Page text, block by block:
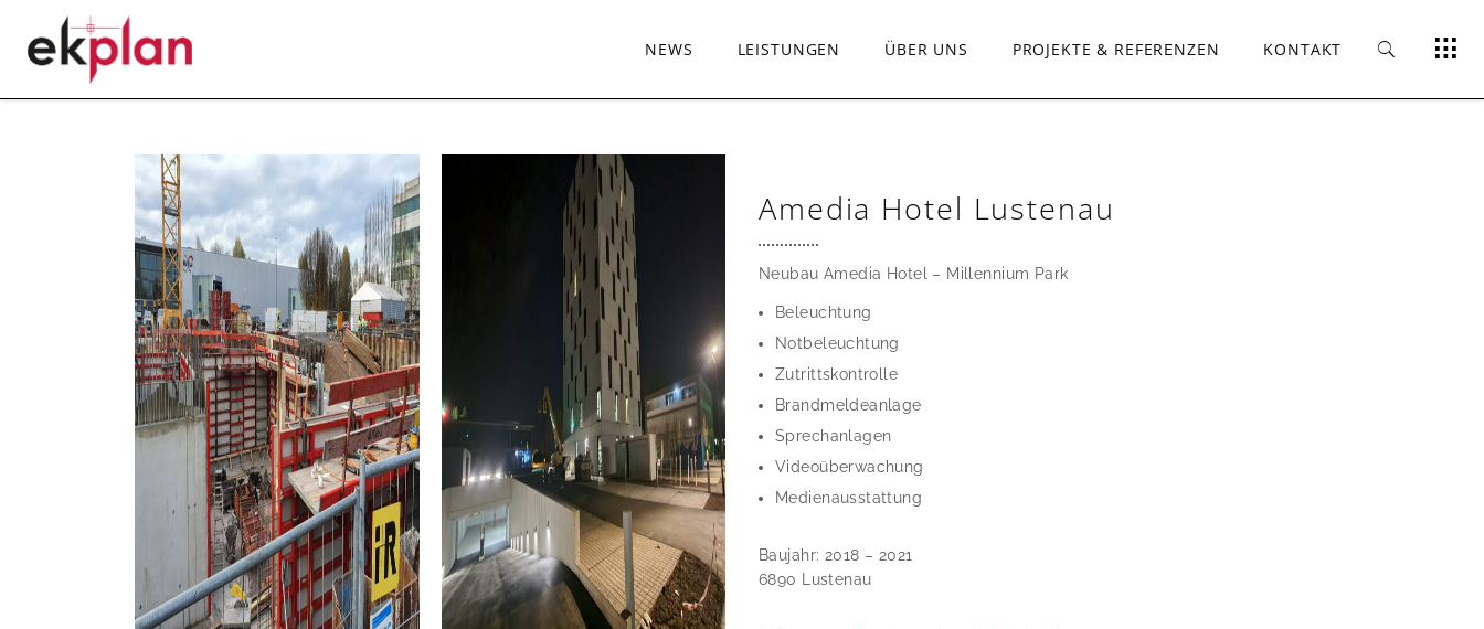
NEWS LEISTUNGEN ÜBER UNS PROJEKTE & REFERENZEN KONTAKT
Amedia Hotel Lustenau
Neubau Amedia Hotel – Millennium Park
Beleuchtung
Notbeleuchtung
Zutrittskontrolle
Brandmeldeanlage
Sprechanlagen
Videoüberwachung
Medienausstattung
Baujahr: 2018 – 2021
6890 Lustenau